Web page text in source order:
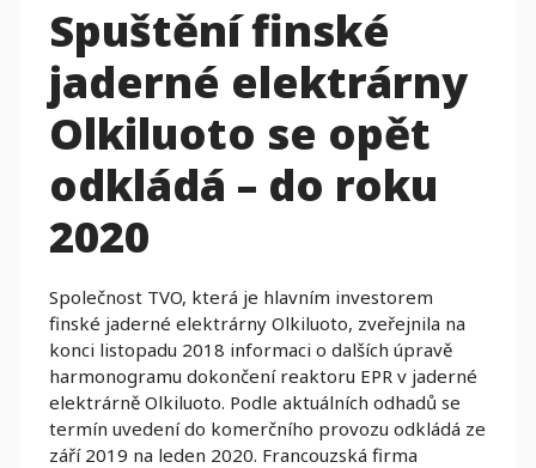
Spuštění finské
jaderné elektrárny
Olkiluoto se opět
odkládá – do roku
2020
Společnost TVO, která je hlavním investorem
finské jaderné elektrárny Olkiluoto, zveřejnila na
konci listopadu 2018 informaci o dalších úpravě
harmonogramu dokončení reaktoru EPR v jaderné
elektrárně Olkiluoto. Podle aktuálních odhadů se
termín uvedení do komerčního provozu odkládá ze
září 2019 na leden 2020. Francouzská firma